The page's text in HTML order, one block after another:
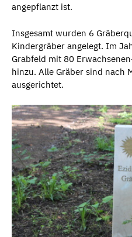
angepflanzt ist.
Insgesamt wurden 6
Kindergräber angelegt. Im
Grabfeld mit 80
hinzu. Alle Gräber sind nach
ausgerichtet.